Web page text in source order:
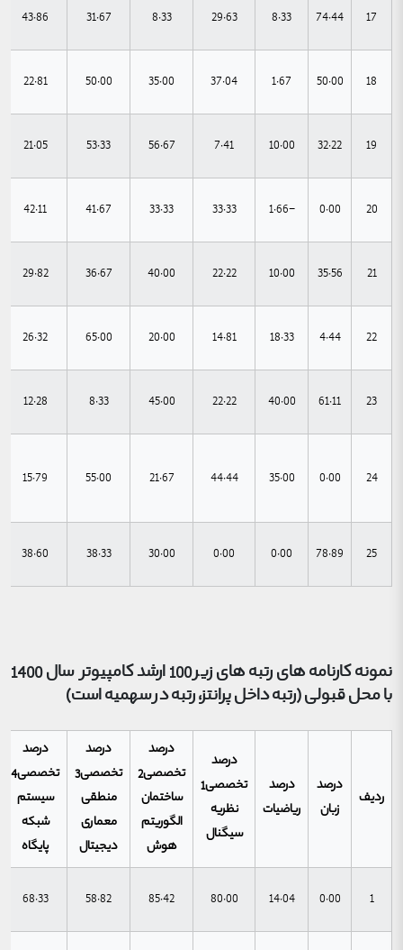
17
74.44
8.33
29.63
8.33
31.67
43.86
18
50.00
1.67
37.04
35.00
50.00
22.81
19
32.22
10.00
7.41
56.67
53.33
21.05
20
0.00
-1.66
33.33
33.33
41.67
42.11
21
35.56
10.00
22.22
40.00
36.67
29.82
22
4.44
18.33
14.81
20.00
65.00
26.32
23
61.11
40.00
22.22
45.00
8.33
12.28
24
0.00
35.00
44.44
21.67
55.00
15.79
25
78.89
0.00
0.00
30.00
38.33
38.60
نمونه کارنامه های رتبه های زیر 100 ارشد کامپیوتر سال 1400
با محل قبولی (رتبه داخل پرانتز، رتبه در سهمیه است)
ردیف
درصد
زبان
درصد
ریاضیات
درصد
تخصصی1
نظریه
سیگنال
درصد
تخصصی2
ساختمان
الگوریتم
هوش
درصد
تخصصی3
منطقی
معماری
دیجیتال
درصد
تخصصی4
سیستم
شبکه
پایگاه
1
0.00
14.04
80.00
85.42
58.82
68.33